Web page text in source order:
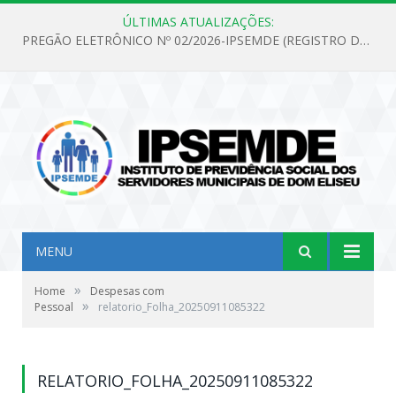
ÚLTIMAS ATUALIZAÇÕES:
PREGÃO ELETRÔNICO Nº 02/2026-IPSEMDE (REGISTRO DE PREÇOS PARA FUTURA E EVENTUAL AQUISIÇÃO DE MATERIAL DE LIMPEZA E GÊNEROS ALIMENTÍCIOS PARA ATENDER AS NECESSIDADES DO INSTITUTO DE PREVIDÊNCIA SOCIAL DOS SERVIDORES MUNICIPAIS DE DOM ELISEU.)
MENU
Home »
Despesas com
Pessoal
» relatorio_Folha_20250911085322
RELATORIO_FOLHA_20250911085322